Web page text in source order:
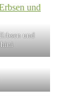
und